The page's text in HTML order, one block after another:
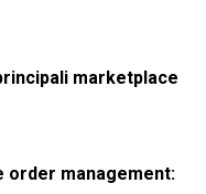
marketplace
order management: